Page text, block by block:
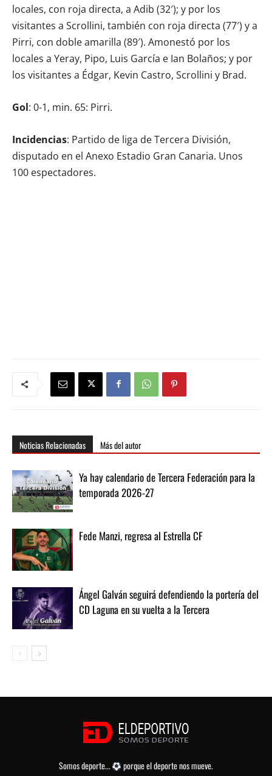
locales, con roja directa, a Adib (32′); y por los
visitantes a Scrollini, también con roja directa (77′) y a
Pirri, con doble amarilla (89′). Amonestó por los
locales a Yeray, Pipo, Luis García e Ian Bolaños; y por
los visitantes a Édgar, Kevin Castro, Scrollini y Brad.
Gol: 0-1, min. 65: Pirri.
Incidencias: Partido de liga de Tercera División,
disputado en el Anexo Estadio Gran Canaria. Unos
100 espectadores.
Noticias Relacionadas Más del autor
Ya hay calendario de Tercera Federación para la
temporada 2026-27
Fede Manzi, regresa al Estrella CF
Ángel Galván seguirá defendiendo la portería del
CD Laguna en su vuelta a la Tercera
Somos deporte... porque el deporte nos mueve.